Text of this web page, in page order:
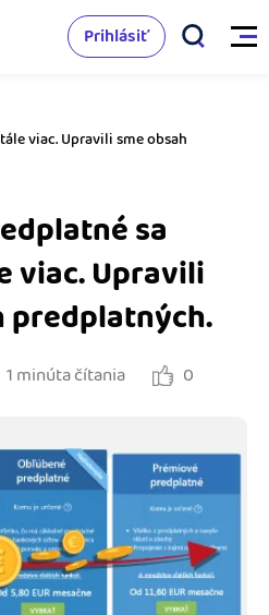
zadarmo
Prihlásiť
viac. Upravili sme obsah
sa
viac. Upravili
predplatných.
1 minúta čítania 0